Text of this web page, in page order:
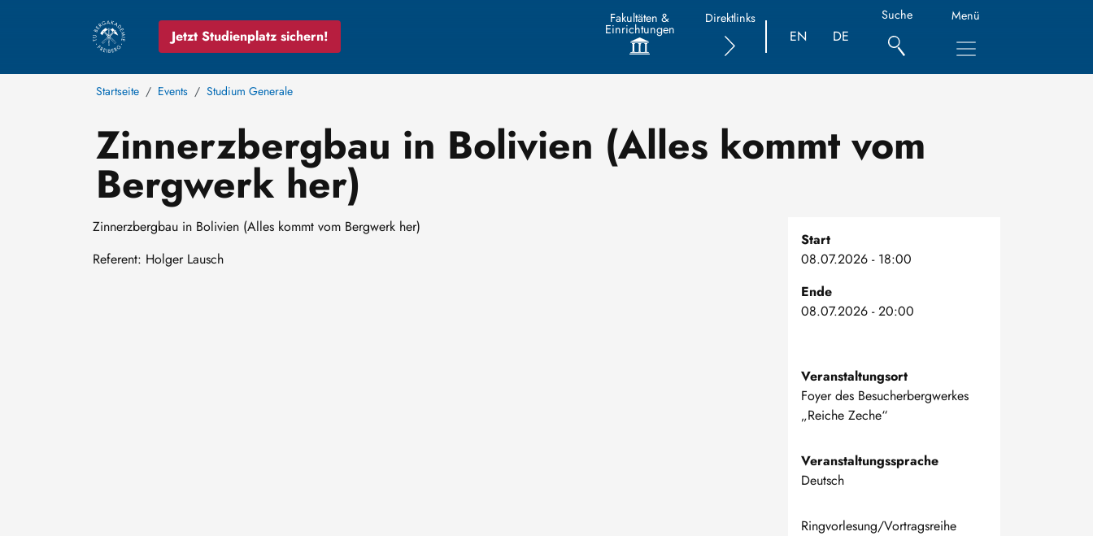
Jetzt Studienplatz sichern!
Fakultäten &
Einrichtungen
Direktlinks
EN DE
Suche Menü
Startseite Events Studium Generale
Zinnerzbergbau in Bolivien (Alles kommt vom
Bergwerk her)
Zinnerzbergbau in Bolivien (Alles kommt vom Bergwerk her)
Referent: Holger Lausch
Start
08.07.2026 - 18:00
Ende
08.07.2026 - 20:00
Veranstaltungsort
Foyer des Besucherbergwerkes
„Reiche Zeche“
Veranstaltungssprache
Deutsch
Ringvorlesung/Vortragsreihe